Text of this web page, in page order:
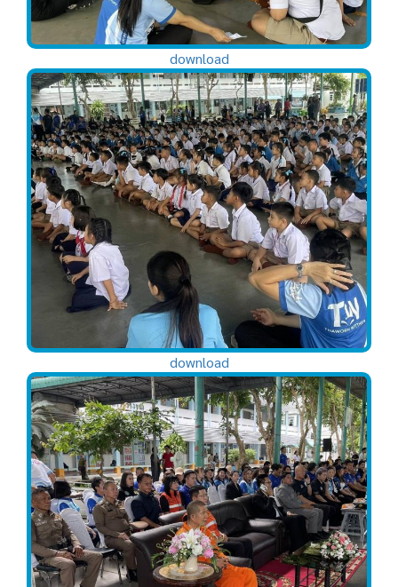
download
download